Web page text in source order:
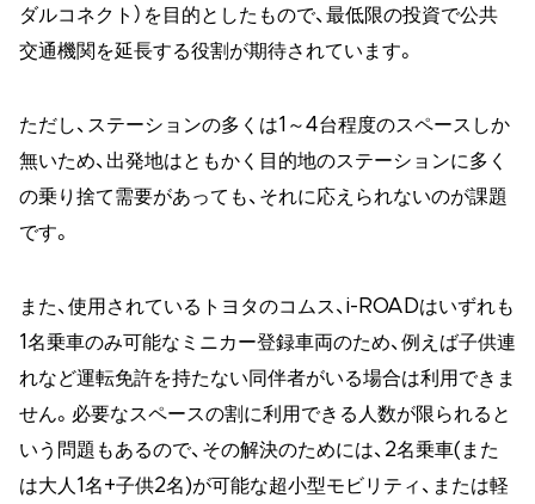
ダルコネクト）を目的としたもので、最低限の投資で公共
交通機関を延長する役割が期待されています。
ただし、ステーションの多くは1～4台程度のスペースしか
無いため、出発地はともかく目的地のステーションに多く
の乗り捨て需要があっても、それに応えられないのが課題
です。
また、使用されているトヨタのコムス、i-ROADはいずれも
1名乗車のみ可能なミニカー登録車両のため、例えば子供連
れなど運転免許を持たない同伴者がいる場合は利用できま
せん。必要なスペースの割に利用できる人数が限られると
いう問題もあるので、その解決のためには、2名乗車(また
は大人1名+子供2名)が可能な超小型モビリティ、または軽